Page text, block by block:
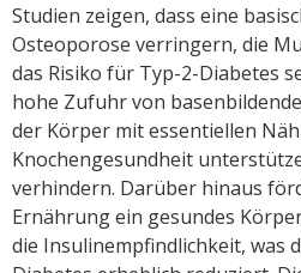
Studien zeigen, dass eine
Osteoporose verringern, die
das Risiko für Typ-2-Diabetes
hohe Zufuhr von
der Körper mit essentiellen
Knochengesundheit
verhindern. Darüber hinaus
Ernährung ein gesundes
die Insulinempfindlichkeit, was